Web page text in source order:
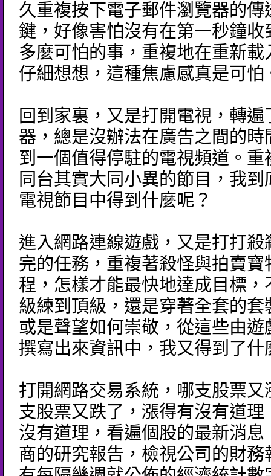
久重複按下電子郵件瀏覽器的傳
鍵，好像害怕沒有在第一秒鐘收
多麼可怕的事，重複地在重新載
仔細想想，這種焦慮感真是可怕
回到家裏，又是打開電視，轉遍
器，總是沒辦法在廣告之間的時
到一個值得停駐的電視頻道。重
同台其實大同小異的節目，我到
電視節目中得到什麼呢？
進入網路連線遊戲，又是打打殺
完的任務，重複著殺怪與拍賣寶
程，怎樣才能最快地達成目標，
級練到頂級，還是穿著全套的套
或是聲望如何崇敬，從這些由遊
撰寫出來資訊中，我又得到了什
打開網路交易系統，哪支股票又
支股票又跌了，漲得有沒有道理
沒有道理，看遍個股的最新消息
商的研究報告，檢視公司的財務